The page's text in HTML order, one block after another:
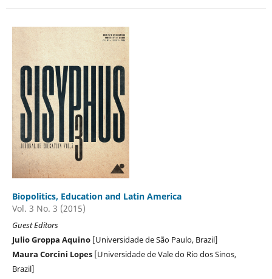
Biopolitics, Education and Latin America
Vol. 3 No. 3 (2015)
Guest Editors
Julio Groppa Aquino [Universidade de São Paulo, Brazil]
Maura Corcini Lopes [Universidade de Vale do Rio dos Sinos,
Brazil]